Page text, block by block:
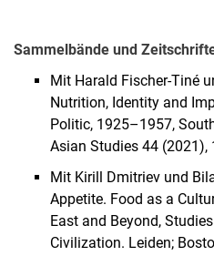
Sammelbände und
Mit Harald Fischer-Tiné
Nutrition, Identity and
Politic, 1925–1957,
Asian Studies 44 (2021),
Mit Kirill Dmitriev und
Appetite. Food as a
East and Beyond,
Civilization. Leiden;